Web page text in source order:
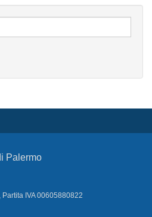
Palermo
IVA 00605880822